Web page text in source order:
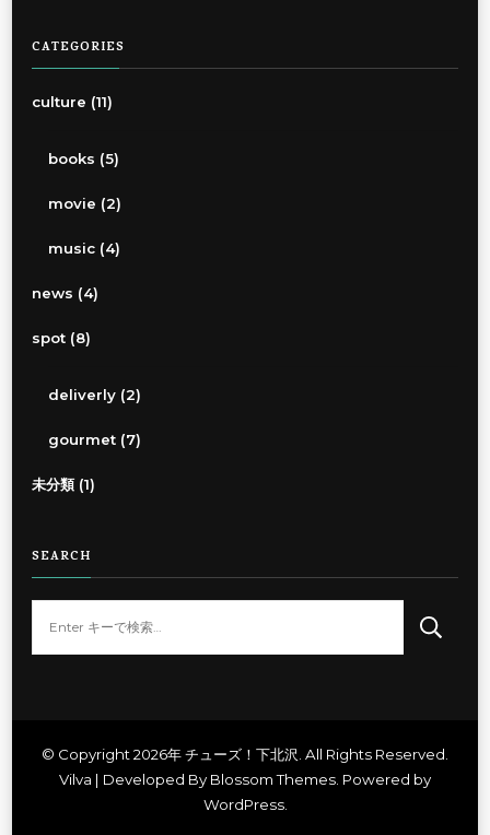
CATEGORIES
culture (11)
books (5)
movie (2)
music (4)
news (4)
spot (8)
deliverly (2)
gourmet (7)
未分類(1)
SEARCH
し© Copyright 2026年チューズ！下北沢. All Rights Reserved.
Vilva | Developed By Blossom Themes. Powered by
WordPress.